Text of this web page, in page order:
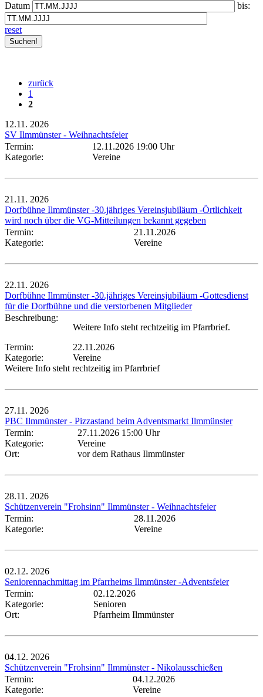
Datum bis:
reset
zurück
1
2
12.11. 2026
SV Ilmmünster - Weihnachtsfeier
Termin:
12.11.2026 19:00 Uhr
Kategorie:
Vereine
21.11. 2026
Dorfbühne Ilmmünster -30.jähriges Vereinsjubiläum -Örtlichkeit
wird noch über die VG-Mitteilungen bekannt gegeben
Termin:
21.11.2026
Kategorie:
Vereine
22.11. 2026
Dorfbühne Ilmmünster -30.jähriges Vereinsjubiläum -Gottesdienst
für die Dorfbühne und die verstorbenen Mitglieder
Beschreibung:
Weitere Info steht rechtzeitig im Pfarrbrief.
Termin:
22.11.2026
Kategorie:
Vereine
Weitere Info steht rechtzeitig im Pfarrbrief
27.11. 2026
PBC Ilmmünster - Pizzastand beim Adventsmarkt Ilmmünster
Termin:
27.11.2026 15:00 Uhr
Kategorie:
Vereine
Ort:
vor dem Rathaus Ilmmünster
28.11. 2026
Schützenverein "Frohsinn" Ilmmünster - Weihnachtsfeier
Termin:
28.11.2026
Kategorie:
Vereine
02.12. 2026
Seniorennachmittag im Pfarrheims Ilmmünster -Adventsfeier
Termin:
02.12.2026
Kategorie:
Senioren
Ort:
Pfarrheim Ilmmünster
04.12. 2026
Schützenverein "Frohsinn" Ilmmünster - Nikolausschießen
Termin:
04.12.2026
Kategorie:
Vereine